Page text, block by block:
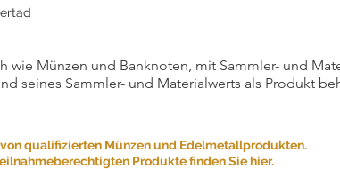
wie Münzen und Banknoten, mit Sammler- und
seines Sammler- und Materialwerts als Produkt
qualifizierten Münzen und Edelmetallprodukten.
Produkte finden Sie hier.